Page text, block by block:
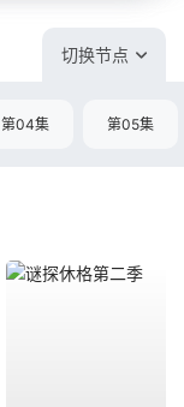
切换节点
第04集 第05集